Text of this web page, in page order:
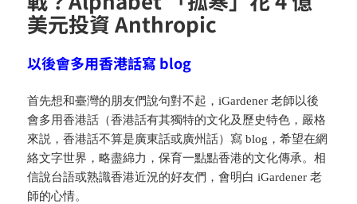
美元投資 Anthropic
以後會多用香港話寫 blog
首先想和臺灣的朋友們說句對不起，iGardener 老師以後
會多用香港話（香港話有其獨特的文化及歷史特色，嚴格
來説，香港話不算是廣東話或廣州話）寫 blog，希望在網
絡文字世界，略盡綿力，保育一點點香港的文化傳承。相
信說台語或熟識香港近況的好友們，會明白 iGardener 老
師的心情。